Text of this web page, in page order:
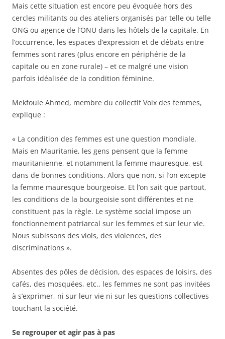
Mais cette situation est encore peu évoquée hors des
cercles militants ou des ateliers organisés par telle ou telle
ONG ou agence de l’ONU dans les hôtels de la capitale. En
l’occurrence, les espaces d’expression et de débats entre
femmes sont rares (plus encore en périphérie de la
capitale ou en zone rurale) – et ce malgré une vision
parfois idéalisée de la condition féminine.
Mekfoule Ahmed, membre du collectif Voix des femmes,
explique :
« La condition des femmes est une question mondiale.
Mais en Mauritanie, les gens pensent que la femme
mauritanienne, et notamment la femme mauresque, est
dans de bonnes conditions. Alors que non, si l’on excepte
la femme mauresque bourgeoise. Et l’on sait que partout,
les conditions de la bourgeoisie sont différentes et ne
constituent pas la règle. Le système social impose un
fonctionnement patriarcal sur les femmes et sur leur vie.
Nous subissons des viols, des violences, des
discriminations ».
Absentes des pôles de décision, des espaces de loisirs, des
cafés, des mosquées, etc., les femmes ne sont pas invitées
à s’exprimer, ni sur leur vie ni sur les questions collectives
touchant la société.
Se regrouper et agir pas à pas